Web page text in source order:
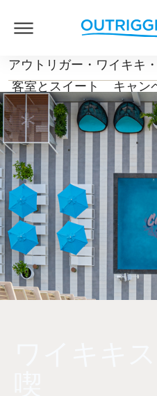
アウトリガー・ワイキキ
客室とスイート
キャン